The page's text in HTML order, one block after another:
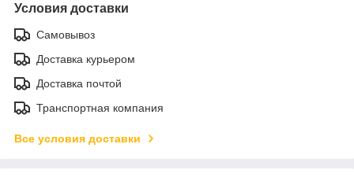
Условия доставки
Самовывоз
Доставка курьером
Доставка почтой
Транспортная компания
Все условия доставки